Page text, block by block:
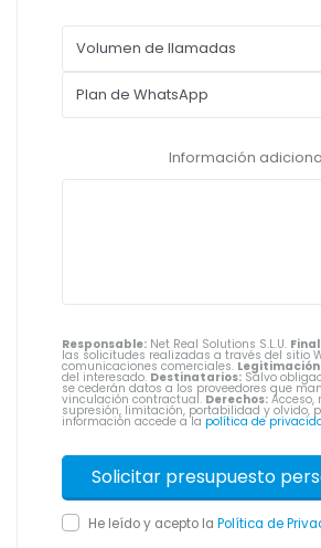
Información
Responsable: Net Real Solutions S.L.U.
las solicitudes realizadas a través del sitio
comunicaciones comerciales.
del interesado. Destinatarios: Salvo
se cederán datos a los proveedores que
vinculación contractual. Derechos: Acceso,
supresión, limitación, portabilidad y olvido,
información accede a la política de
He leído y acepto la Política de